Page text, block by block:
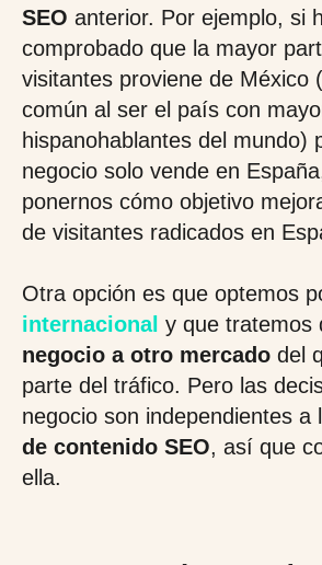
SEO anterior. Por ejemplo, si
comprobado que la mayor
visitantes proviene de México
común al ser el país con
hispanohablantes del mundo)
negocio solo vende en
ponernos cómo objetivo
de visitantes radicados en
Otra opción es que optemos
internacional y que tratemos
negocio a otro mercado del
parte del tráfico. Pero las
negocio son independientes a
de contenido SEO, así que
ella.